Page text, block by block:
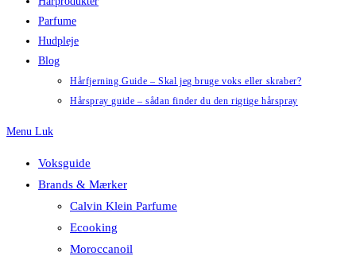
Parfume
Hudpleje
Blog
Hårfjerning Guide – Skal jeg bruge voks eller skraber?
Hårspray guide – sådan finder du den rigtige hårspray
Menu Luk
Voksguide
Brands & Mærker
Calvin Klein Parfume
Ecooking
Moroccanoil